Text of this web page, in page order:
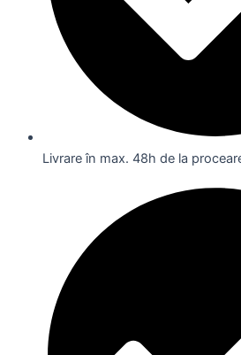
Livrare în max. 48h de la